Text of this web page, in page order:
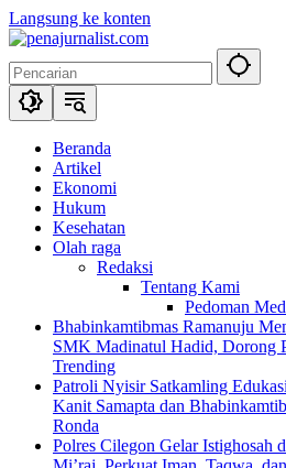
Langsung ke konten
Beranda
Artikel
Ekonomi
Hukum
Kesehatan
Olah raga
Redaksi
Tentang Kami
Pedoman
Bhabinkamtibmas Ramanuju
SMK Madinatul Hadid, Dorong
Trending
Patroli Nyisir Satkamling
Kanit Samapta dan
Ronda
Polres Cilegon Gelar Istighosah